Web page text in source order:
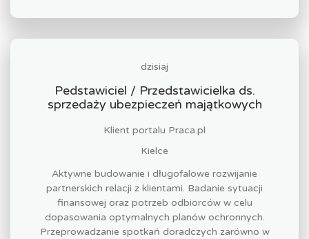
dzisiaj
Pedstawiciel / Przedstawicielka ds.
sprzedaży ubezpieczeń majątkowych
Klient portalu Praca.pl
Kielce
Aktywne budowanie i długofalowe rozwijanie
partnerskich relacji z klientami. Badanie sytuacji
finansowej oraz potrzeb odbiorców w celu
dopasowania optymalnych planów ochronnych.
Przeprowadzanie spotkań doradczych zarówno w